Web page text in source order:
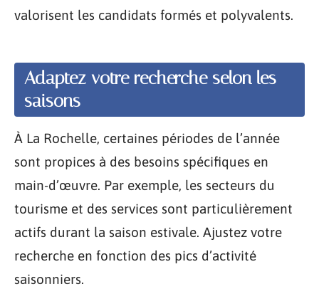
valorisent les candidats formés et polyvalents.
Adaptez votre recherche selon les
saisons
À La Rochelle, certaines périodes de l’année
sont propices à des besoins spécifiques en
main-d’œuvre. Par exemple, les secteurs du
tourisme et des services sont particulièrement
actifs durant la saison estivale. Ajustez votre
recherche en fonction des pics d’activité
saisonniers.